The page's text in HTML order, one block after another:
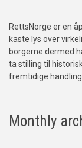
RettsNorge er en
kaste lys over
borgerne dermed
ta stilling til
fremtidige
Monthly